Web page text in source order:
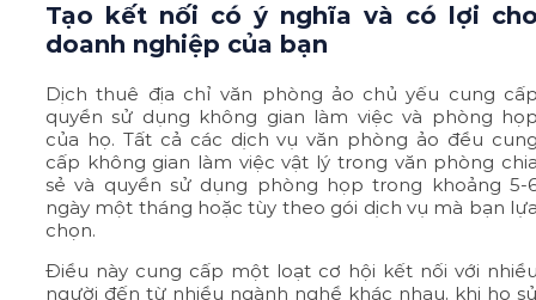
Tạo kết nối có ý nghĩa và có lợi
doanh nghiệp của bạn
Dịch thuê địa chỉ văn phòng ảo chủ yếu cung
quyền sử dụng không gian làm việc và phòng
của họ. Tất cả các dịch vụ văn phòng ảo đều
cấp không gian làm việc vật lý trong văn phòng
sẻ và quyền sử dụng phòng họp trong khoảng 5-
ngày một tháng hoặc tùy theo gói dịch vụ mà bạn
chọn.
Điều này cung cấp một loạt cơ hội kết nối với
người đến từ nhiều ngành nghề khác nhau, khi họ